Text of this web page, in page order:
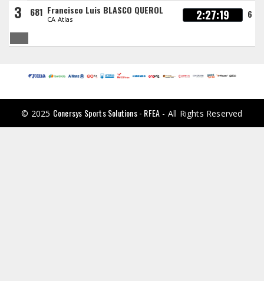
3 681 Francisco Luis BLASCO QUEROL
CA Atlas 2:27:19 6
© 2025 Conersys Sports Solutions - RFEA - All Rights Reserved